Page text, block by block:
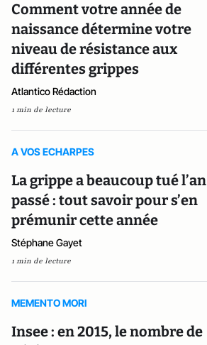
Comment votre année de
naissance détermine votre
niveau de résistance aux
différentes grippes
Atlantico Rédaction
1 min de lecture
A VOS ECHARPES
La grippe a beaucoup tué l’an
passé : tout savoir pour s’en
prémunir cette année
Stéphane Gayet
1 min de lecture
MEMENTO MORI
Insee : en 2015, le nombre de